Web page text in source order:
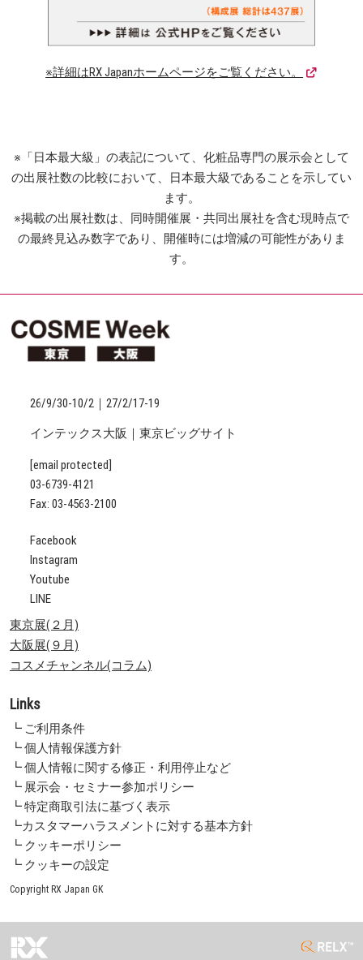
※詳細はRX Japanホームページをご覧ください。
※「日本最大級」の表記について、化粧品専門の展示会として
の出展社数の比較において、日本最大級であることを示してい
ます。
※掲載の出展社数は、同時開催展・共同出展社を含む現時点で
の最終見込み数字であり、開催時には増減の可能性がありま
す。
26/9/30-10/2｜27/2/17-19
インテックス大阪｜東京ビッグサイト
[email protected]
03-6739-4121
Fax: 03-4563-2100
Facebook
Instagram
Youtube
LINE
東京展(２月)
大阪展(９月)
コスメチャンネル(コラム)
Links
┗ ご利用条件
┗ 個人情報保護方針
┗ 個人情報に関する修正・利用停止など
┗ 展示会・セミナー参加ポリシー
┗ 特定商取引法に基づく表示
┗カスタマーハラスメントに対する基本方針
┗ クッキーポリシー
┗ クッキーの設定
Copyright RX Japan GK